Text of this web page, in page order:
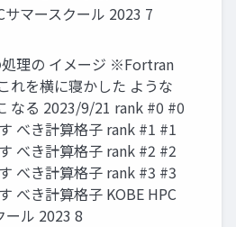
サマースクール 2023 7
処理の イメージ ※Fortran
れを横に寝かした ような
なる 2023/9/21 rank #0 #0
べき計算格子 rank #1 #1
べき計算格子 rank #2 #2
べき計算格子 rank #3 #3
べき計算格子 KOBE HPC
ール 2023 8